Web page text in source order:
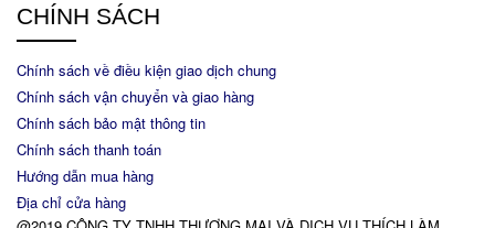
CHÍNH SÁCH
Chính sách về điều kiện giao dịch chung
Chính sách vận chuyển và giao hàng
Chính sách bảo mật thông tin
Chính sách thanh toán
Hướng dẫn mua hàng
Địa chỉ cửa hàng